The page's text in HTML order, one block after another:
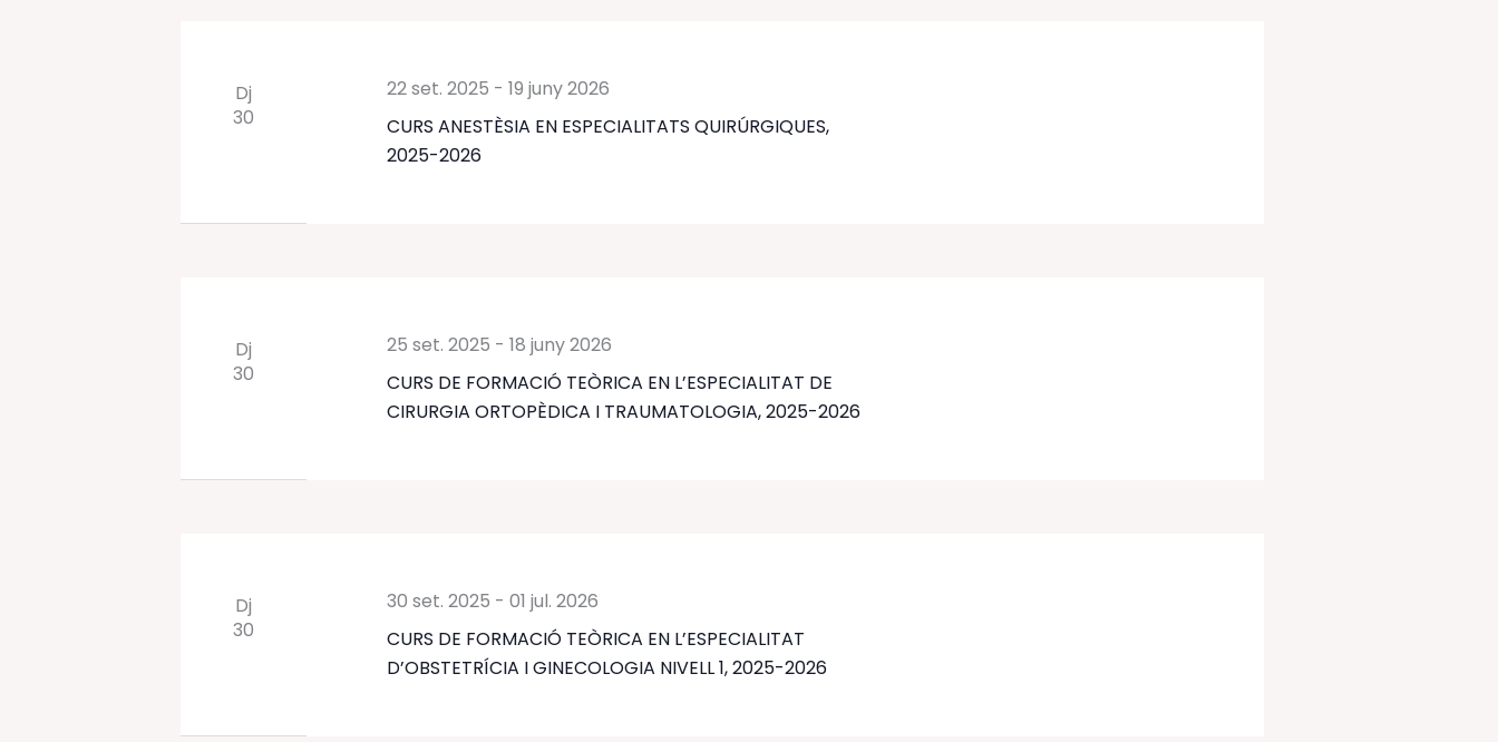
Dj
30
CURS ANESTÈSIA EN ESPECIALITATS QUIRÚRGIQUES,
2025-2026
22 set. 2025 -19 juny 2026
Dj
30
CURS DE FORMACIÓ TEÒRICA EN L’ESPECIALITAT DE
CIRURGIA ORTOPÈDICA I TRAUMATOLOGIA, 2025-2026
25 set. 2025 -18 juny 2026
Dj
30
CURS DE FORMACIÓ TEÒRICA EN L’ESPECIALITAT
D’OBSTETRÍCIA I GINECOLOGIA NIVELL 1, 2025-2026
30 set. 2025 -01 jul. 2026